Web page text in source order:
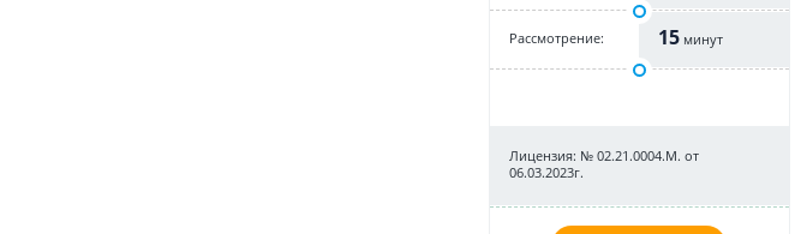
Рассмотрение: 15 минут
Лицензия: № 02.21.0004.М. от
06.03.2023г.